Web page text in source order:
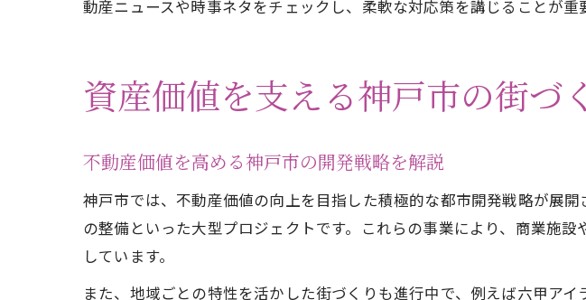
動産ニュースや時事ネタをチェックし、柔軟な対応策を講じることが重
資産価値を支える神戸市の街づ
不動産価値を高める神戸市の開発戦略を解説
神戸市では、不動産価値の向上を目指した積極的な都市開発戦略が展
の整備といった大型プロジェクトです。これらの事業により、商業施
しています。
また、地域ごとの特性を活かした街づくりも進行中で、例えば六甲ア